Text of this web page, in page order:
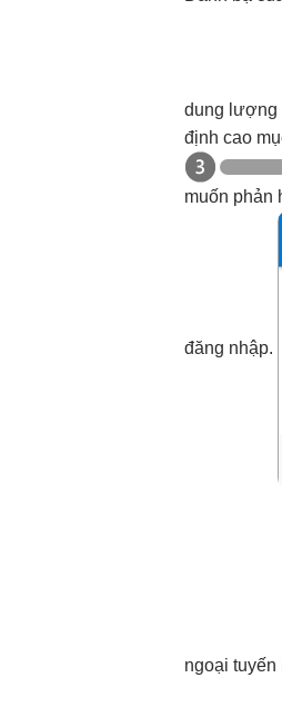
dung lượng
định cao
muốn phản
đăng nhập.
ngoại tuyến